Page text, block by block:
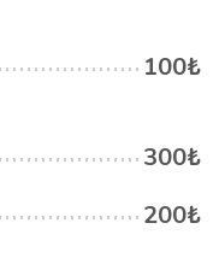
100₺
300₺
200₺